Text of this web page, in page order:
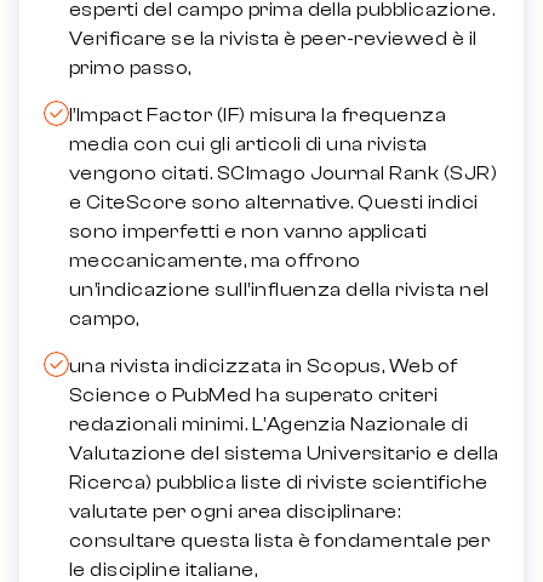
esperti del campo prima della pubblicazione.
Verificare se la rivista è peer-reviewed è il
primo passo,
l’Impact Factor (IF) misura la frequenza
media con cui gli articoli di una rivista
vengono citati. SCImago Journal Rank (SJR)
e CiteScore sono alternative. Questi indici
sono imperfetti e non vanno applicati
meccanicamente, ma offrono
un’indicazione sull’influenza della rivista nel
campo,
una rivista indicizzata in Scopus, Web of
Science o PubMed ha superato criteri
redazionali minimi. L’Agenzia Nazionale di
Valutazione del sistema Universitario e della
Ricerca) pubblica liste di riviste scientifiche
valutate per ogni area disciplinare:
consultare questa lista è fondamentale per
le discipline italiane,